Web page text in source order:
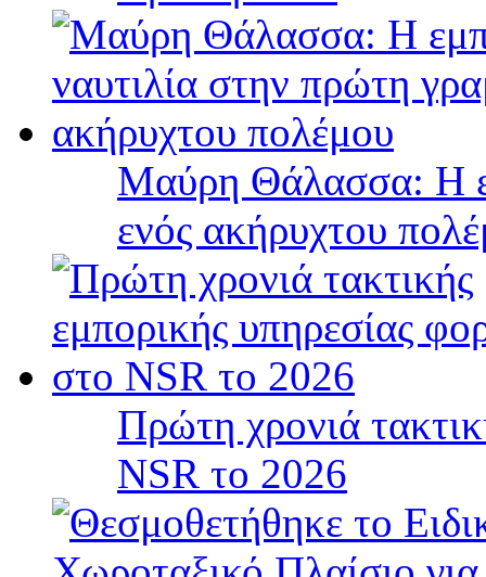
Μαύρη Θάλασσα: Η
ενός ακήρυχτου
Πρώτη χρονιά
NSR το 2026